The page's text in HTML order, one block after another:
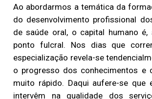
Ao abordarmos a temática da
do desenvolvimento profissional
de saúde oral, o capital humano é,
ponto fulcral. Nos dias que
especialização revela-se
o progresso dos conhecimentos e
muito rápido. Daqui aufere-se que
intervêm na qualidade dos